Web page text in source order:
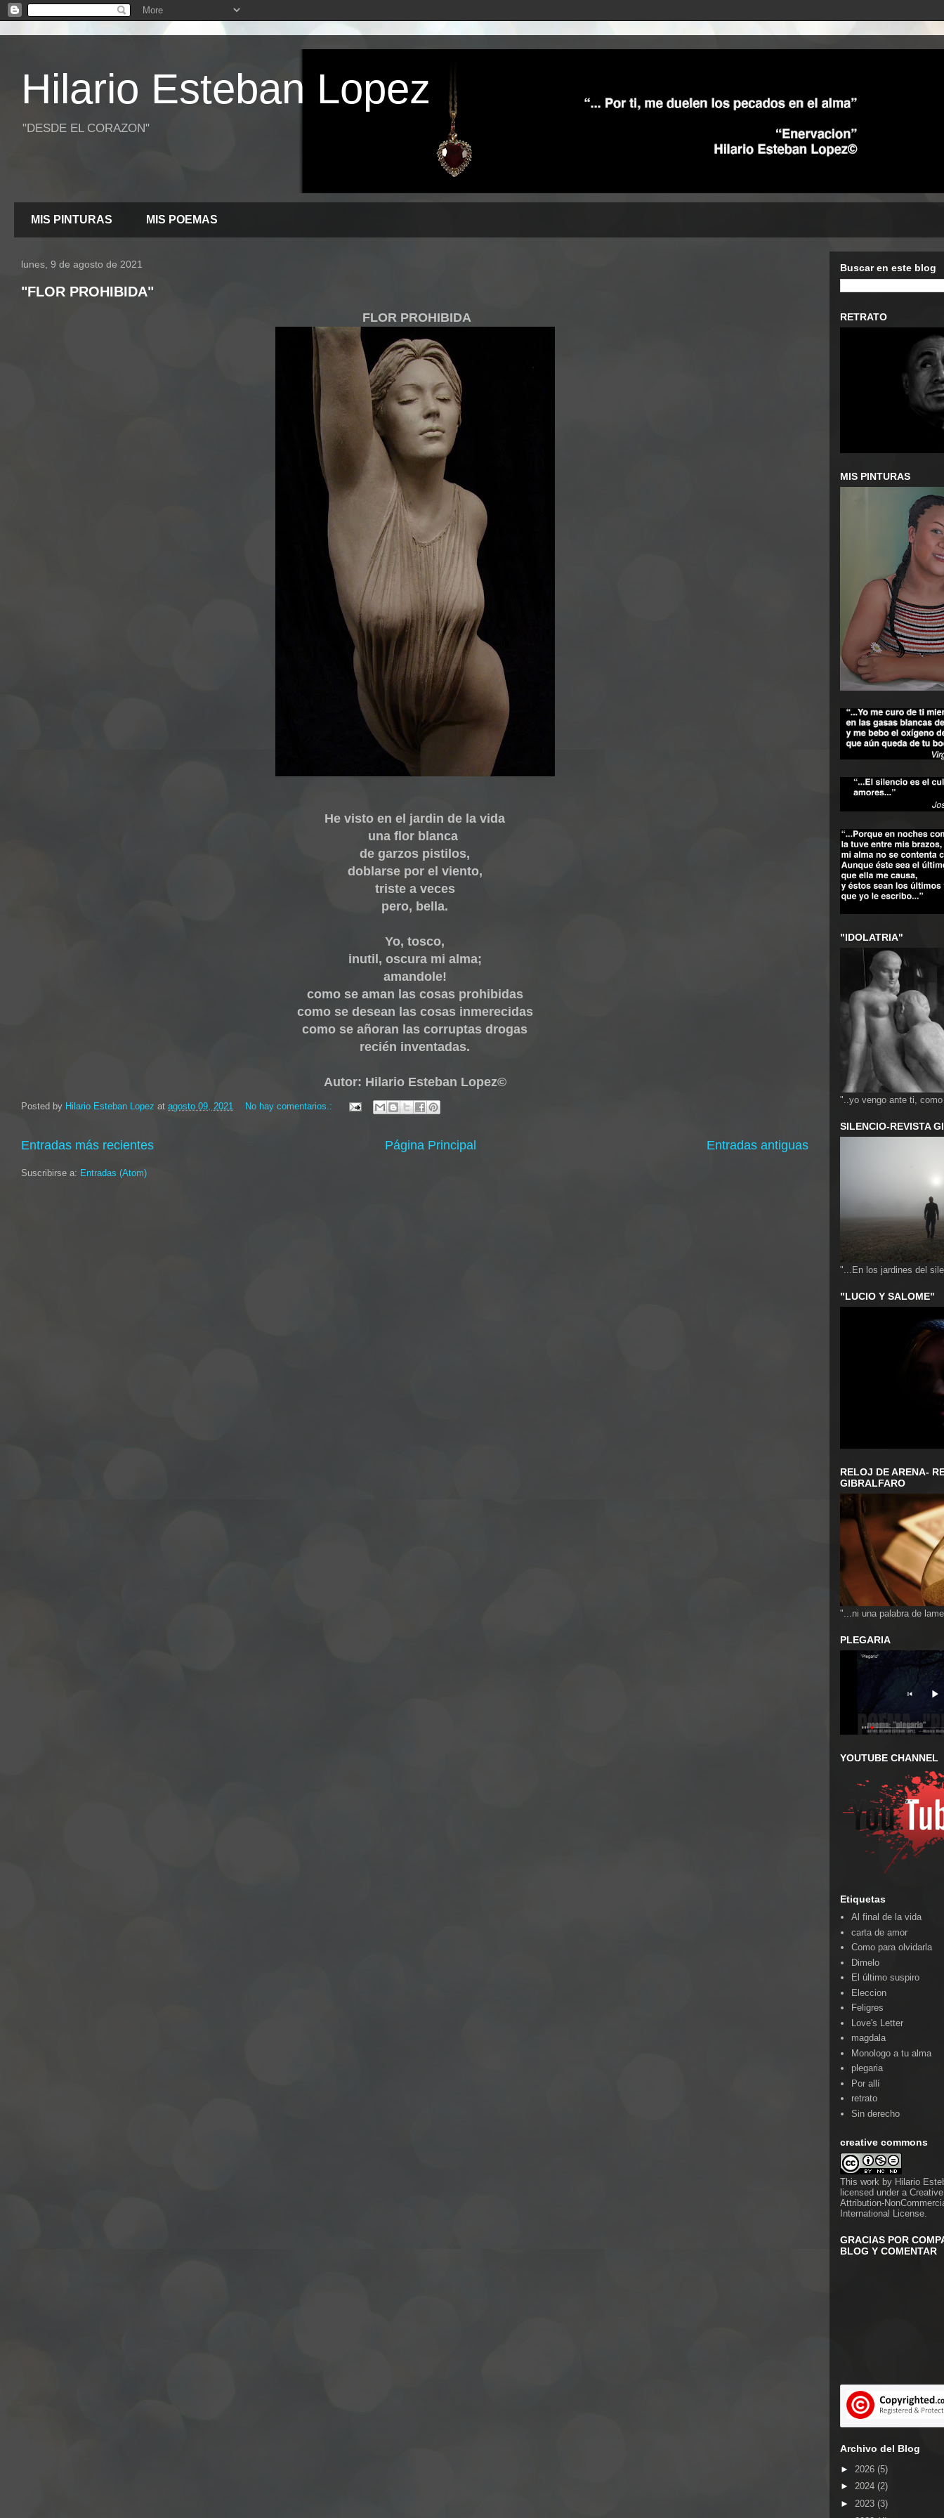
Hilario Esteban Lopez
"DESDE EL CORAZON"
MIS PINTURAS MIS POEMAS
lunes, 9 de agosto de 2021
"FLOR PROHIBIDA"
FLOR PROHIBIDA
He visto en el jardin de la vida
una flor blanca
de garzos pistilos,
doblarse por el viento,
triste a veces
pero, bella.
Yo, tosco,
inutil, oscura mi alma;
amandole!
como se aman las cosas prohibidas
como se desean las cosas inmerecidas
como se añoran las corruptas drogas
recién inventadas.
Autor: Hilario Esteban Lopez©
Posted by Hilario Esteban Lopez at agosto 09, 2021 No hay comentarios.:
Entradas más recientes Entradas antiguas
Página Principal
Suscribirse a: Entradas (Atom)
Buscar en este blog
RETRATO
MIS PINTURAS
"IDOLATRIA"
"..yo vengo ante ti,
SILENCIO-REVISTA
"...En los jardines del
"LUCIO Y SALOME"
RELOJ DE ARENA-
GIBRALFARO
"...ni una palabra de
PLEGARIA
YOUTUBE CHANNEL
Etiquetas
Al final de la vida
carta de amor
Como para olvidarla
Dimelo
El último suspiro
Eleccion
Feligres
Love's Letter
magdala
Monologo a tu alma
plegaria
Por allí
retrato
Sin derecho
creative commons
This work by Hilario
licensed under a
Attribution-
International License.
GRACIAS POR
BLOG Y COMENTAR
Archivo del Blog
► 2026 (5)
► 2024 (2)
► 2023 (3)